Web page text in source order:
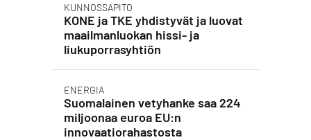
KUNNOSSAPITO
KONE ja TKE yhdistyvät ja luovat
maailmanluokan hissi- ja
liukuporrasyhtiön
ENERGIA
Suomalainen vetyhanke saa 224
miljoonaa euroa EU:n
innovaatiorahastosta